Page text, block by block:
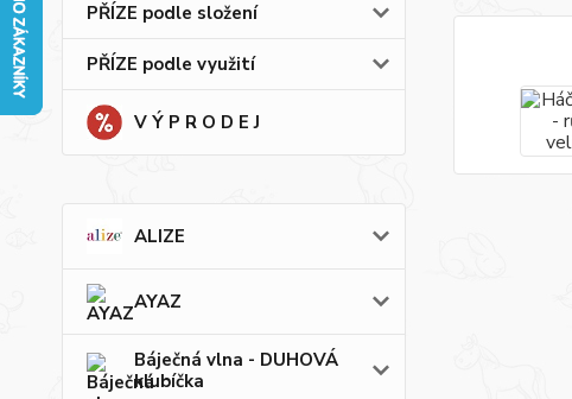
PŘÍZE podle složení
PŘÍZE podle využití
V Ý P R O D E J
ALIZE
AYAZ
Báječná vlna - DUHOVÁ
klubíčka